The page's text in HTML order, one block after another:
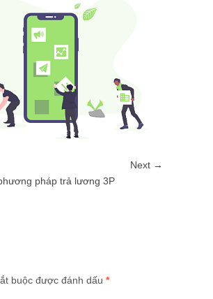
Next →
pháp trả lương 3P
buộc được đánh dấu *